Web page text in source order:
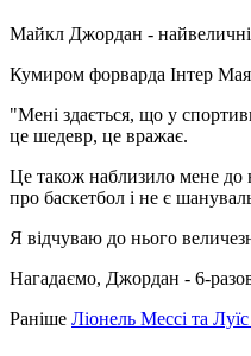
Майкл Джордан -
Кумиром форварда Інтер
"Мені здається, що у
це шедевр, це вражає.
Це також наблизило мене до
про баскетбол і не є
Я відчуваю до нього
Нагадаємо, Джордан - 6-
Раніше Ліонель Мессі та